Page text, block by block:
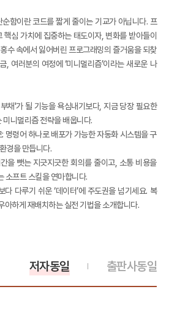
함이란 코드를 짧게 줄이는 기교가 아닙니다. 프
핵심 가치에 집중하는 태도이자, 변화를 받아들이
수 속에서 잃어버린 프로그래밍의 즐거움을 되찾
, 여러분의 여정에 ‘미니멀리즘’이라는 새로운 나
채'가 될 기능을 욕심내기보다, 지금 당장 필요한
니멀리즘 전략을 배웁니다.
명령어 하나로 배포가 가능한 자동화 시스템을 구
경을 만듭니다.
을 뺏는 지긋지긋한 회의를 줄이고, 소통 비용을
소프트 스킬을 연마합니다.
다루기 쉬운 ‘데이터’에 주도권을 넘기세요. 복
아하게 재배치하는 실전 기법을 소개합니다.
출판사동일
저자동일